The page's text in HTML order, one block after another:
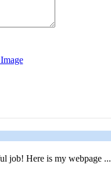
job! Here is my webpage ...